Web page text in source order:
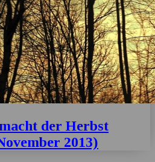
der Herbst
2013)